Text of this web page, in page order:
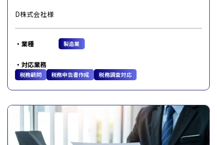
D株式会社様
業種 製造業
対応業務
税務顧問 税務申告書作成 税務調査対応